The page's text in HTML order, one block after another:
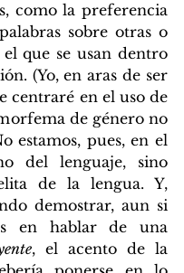
como la preferencia
sobre otras o
que se usan dentro
(Yo, en aras de ser
centraré en el uso de
de género no
estamos, pues, en el
del lenguaje, sino
de la lengua. Y,
demostrar, aun si
, el acento de la